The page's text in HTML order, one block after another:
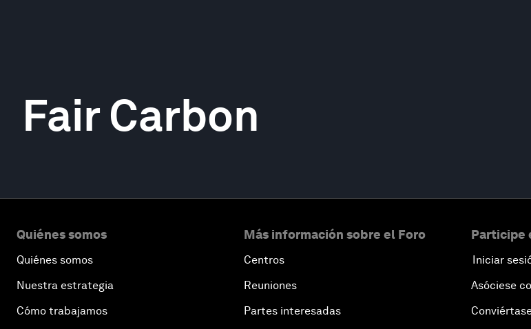
Fair Carbon
Quiénes somos
Quiénes somos
Nuestra estrategia
Cómo trabajamos
Más información sobre el Foro
Centros
Reuniones
Partes interesadas
Participe
Iniciar
Asóciese